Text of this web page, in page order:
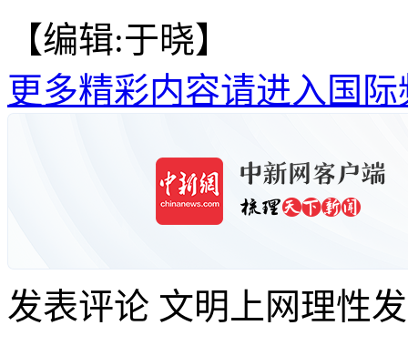
【编辑:于晓】
更多精彩内容请进入国际
发表评论 文明上网理性